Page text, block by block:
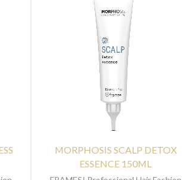
MORPHOSIS SCALP DETOX
ESSENCE 150ML